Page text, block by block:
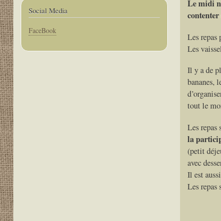
Le midi
Les repas
Les
Il y a de
bananes,
tout le
Les
la
(petit
avec
Il est
Les repas
Social Media
Corps
FaceBook